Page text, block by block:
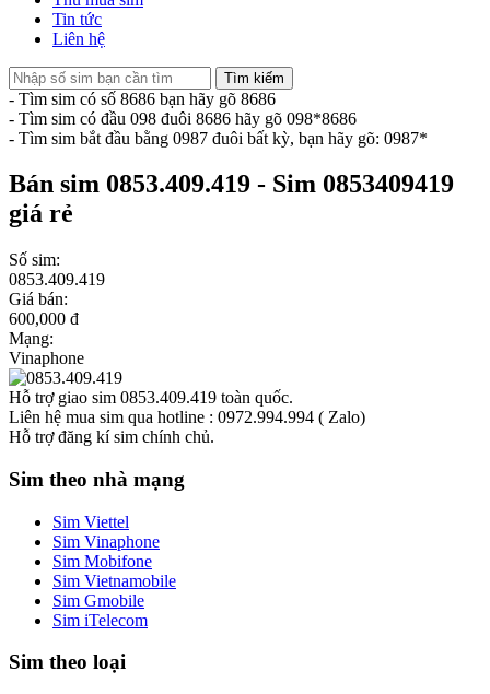
Tin tức
Liên hệ
Tìm kiếm
- Tìm sim có số 8686 bạn hãy gõ 8686
- Tìm sim có đầu 098 đuôi 8686 hãy gõ 098*8686
- Tìm sim bắt đầu bằng 0987 đuôi bất kỳ, bạn hãy gõ: 0987*
Bán sim 0853.409.419 - Sim 0853409419
giá rẻ
Số sim:
0853.409.419
Giá bán:
600,000 đ
Mạng:
Vinaphone
Hỗ trợ giao sim 0853.409.419 toàn quốc.
Liên hệ mua sim qua hotline : 0972.994.994 ( Zalo)
Hỗ trợ đăng kí sim chính chủ.
Sim theo nhà mạng
Sim Viettel
Sim Vinaphone
Sim Mobifone
Sim Vietnamobile
Sim Gmobile
Sim iTelecom
Sim theo loại